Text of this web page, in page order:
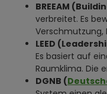
BREEAM
verbreitet. Es
Verschmutzung,
LEED
Es basiert auf
Raumklima. Die
DGNB (